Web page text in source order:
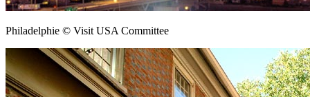
Philadelphie © Visit USA Committee